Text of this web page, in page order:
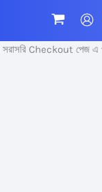
Checkout পেজ এ